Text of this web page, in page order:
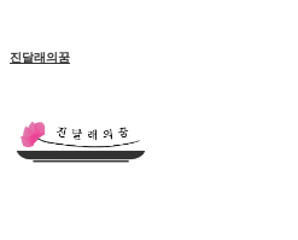
진달래의꿈